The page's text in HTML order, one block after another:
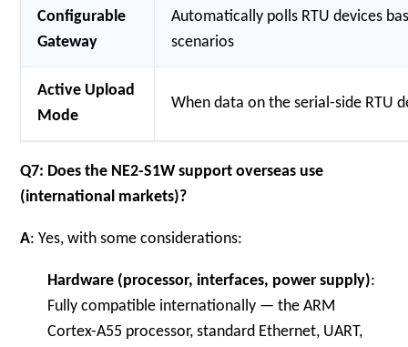
Configurable
Gateway
Automatically polls RTU devices
scenarios
Active Upload
Mode
When data on the serial-side RTU
Q7: Does the NE2-S1W support overseas use
(international markets)?
A: Yes, with some considerations:
Hardware (processor, interfaces, power supply):
Fully compatible internationally — the ARM
Cortex-A55 processor, standard Ethernet, UART,